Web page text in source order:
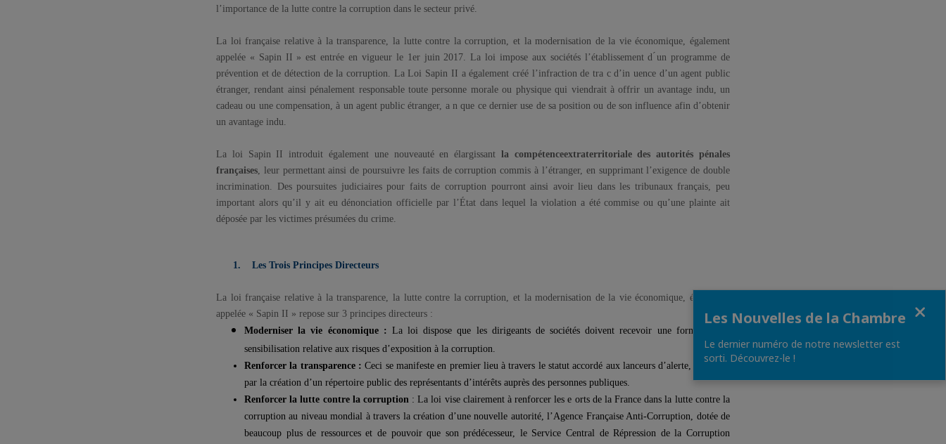
l’importance de la lutte contre la corruption dans le secteur privé.
La loi française relative à la transparence, la lutte contre la corruption, et la modernisation de la vie économique, également
appelée « Sapin II » est entrée en vigueur le 1er juin 2017. La loi impose aux sociétés l’établissement d ́un programme de
prévention et de détection de la corruption. La Loi Sapin II a également créé l’infraction de tra c d’in uence d’un agent public
étranger, rendant ainsi pénalement responsable toute personne morale ou physique qui viendrait à offrir un avantage indu, un
cadeau ou une compensation, à un agent public étranger, a n que ce dernier use de sa position ou de son influence afin d’obtenir
un avantage indu.
La loi Sapin II introduit également une nouveauté en élargissant la compétenceextraterritoriale des autorités pénales
françaises , leur permettant ainsi de poursuivre les faits de corruption commis à l’étranger, en supprimant l’exigence de double
incrimination. Des poursuites judiciaires pour faits de corruption pourront ainsi avoir lieu dans les tribunaux français, peu
important alors qu’il y ait eu dénonciation officielle par l’État dans lequel la violation a été commise ou qu’une plainte ait
déposée par les victimes présumées du crime.
1. Les Trois Principes Directeurs
La loi française relative à la transparence, la lutte contre la corruption, et la modernisation de la vie économique, également
appelée « Sapin II » repose sur 3 principes directeurs :
Moderniser la vie économique : La loi dispose que les dirigeants de sociétés doivent recevoir une formation de
sensibilisation relative aux risques d’exposition à la corruption.
Renforcer la transparence : Ceci se manifeste en premier lieu à travers le statut accordé aux lanceurs d’alerte, ainsi que
par la création d’un répertoire public des représentants d’intérêts auprès des personnes publiques.
Renforcer la lutte contre la corruption : La loi vise clairement à renforcer les e orts de la France dans la lutte contre la
corruption au niveau mondial à travers la création d’une nouvelle autorité, l’Agence Française Anti-Corruption, dotée de
beaucoup plus de ressources et de pouvoir que son prédécesseur, le Service Central de Répression de la Corruption
Les Nouvelles de la Chambre
Le dernier numéro de notre newsletter est
sorti. Découvrez-le !